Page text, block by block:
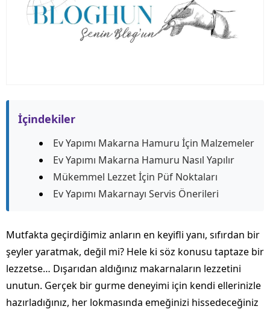
İçindekiler
Ev Yapımı Makarna Hamuru İçin Malzemeler
Ev Yapımı Makarna Hamuru Nasıl Yapılır
Mükemmel Lezzet İçin Püf Noktaları
Ev Yapımı Makarnayı Servis Önerileri
Mutfakta geçirdiğimiz anların en keyifli yanı, sıfırdan bir
şeyler yaratmak, değil mi? Hele ki söz konusu taptaze bir
lezzetse… Dışarıdan aldığınız makarnaların lezzetini
unutun. Gerçek bir gurme deneyimi için kendi ellerinizle
hazırladığınız, her lokmasında emeğinizi hissedeceğiniz